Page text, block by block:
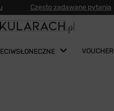
Często zadawane pytania
VOUCHER